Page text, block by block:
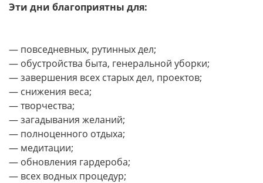
Эти дни благоприятны для:
— повседневных, рутинных дел;
— обустройства быта, генеральной уборки;
— завершения всех старых дел, проектов;
— снижения веса;
— творчества;
— загадывания желаний;
— полноценного отдыха;
— медитации;
— обновления гардероба;
— всех водных процедур;